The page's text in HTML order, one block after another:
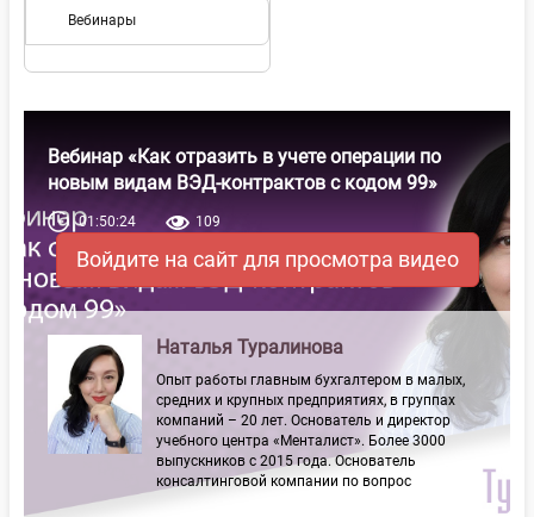
Вебинары
Вебинар «Как отразить в учете операции по
новым видам ВЭД-контрактов с кодом 99»
01:50:24 109
Войдите на сайт для просмотра видео
Наталья Туралинова
Опыт работы главным бухгалтером в малых,
средних и крупных предприятиях, в группах
компаний – 20 лет. Основатель и директор
учебного центра «Менталист». Более 3000
выпускников с 2015 года. Основатель
консалтинговой компании по вопрос